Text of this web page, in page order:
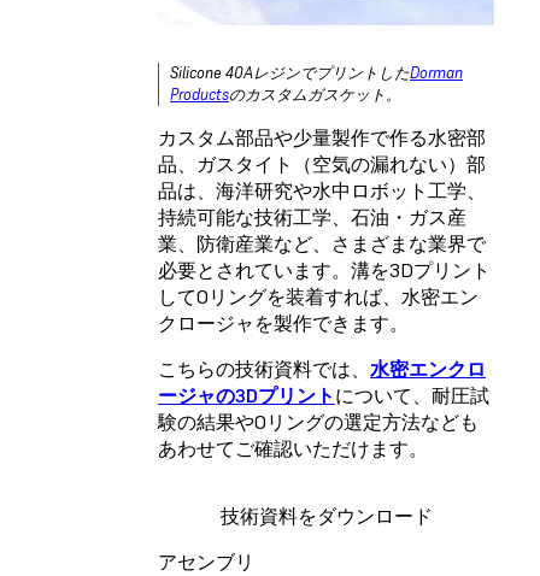
Silicone 40AレジンでプリントしたDorman
Productsのカスタムガスケット。
カスタム部品や少量製作で作る水密部
品、ガスタイト（空気の漏れない）部
品は、海洋研究や水中ロボット工学、
持続可能な技術工学、石油・ガス産
業、防衛産業など、さまざまな業界で
必要とされています。溝を3Dプリント
してOリングを装着すれば、水密エン
クロージャを製作できます。
こちらの技術資料では、 水密エンクロ
ージャの3Dプリント について、耐圧試
験の結果やOリングの選定方法なども
あわせてご確認いただけます。
技術資料をダウンロード
アセンブリ